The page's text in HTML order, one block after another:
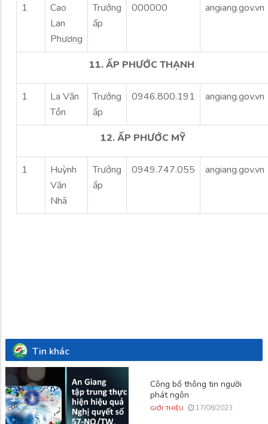
1
Cao
Lan
Phương
Trưởng
ấp
000000 angiang.gov.vn
11. ẤP PHƯỚC THẠNH
1
La Văn
Tồn
Trưởng
ấp
0946.800.191 angiang.gov.vn
12. ẤP PHƯỚC MỸ
1
Huỳnh
Văn
Nhã
Trưởng
ấp
0949.747.055 angiang.gov.vn
Tin khác
Công bố thông tin người
phát ngôn
GIỚI THIỆU 17/08/2023